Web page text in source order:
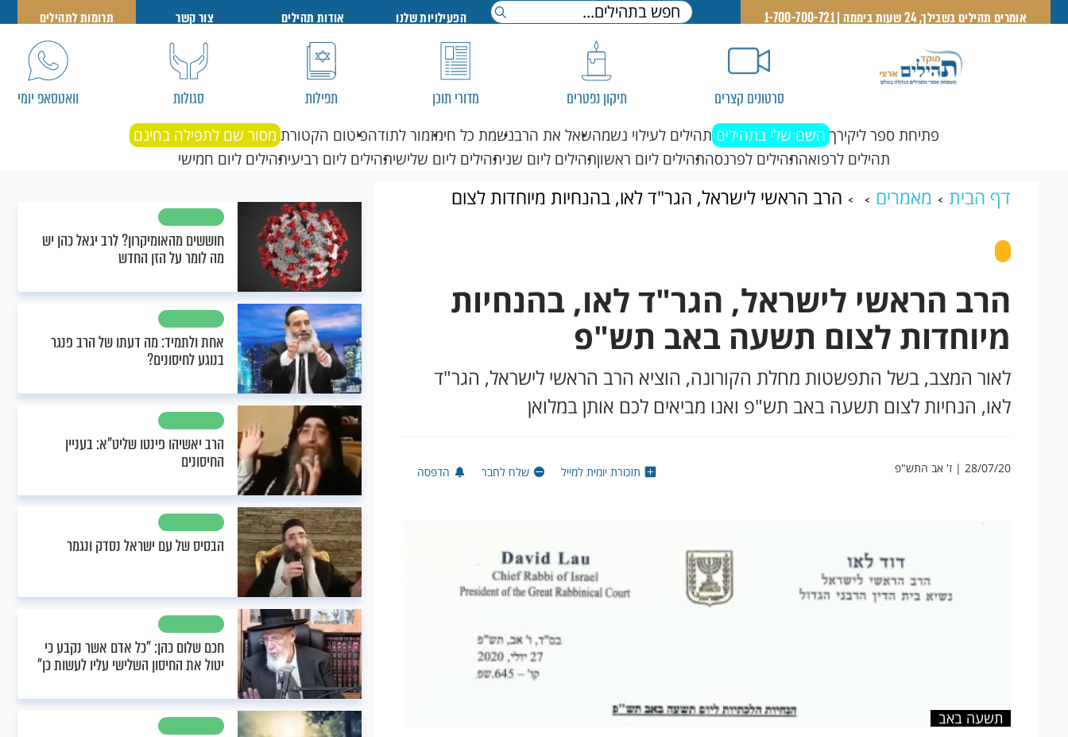
אומרים תהילים בשבילך, 24 שעות ביממה | 1-700-700-721 הפעילויות שלנו אודות תהילים צור קשר תרומות לתהילים
סרטונים קצרים תיקון נפטרים מדורי תוכן תפילות סגולות וואטסאפ יומי
פתיחת ספר ליקירך השם שלי בתהילים תהילים לעילוי נשמהשאל את הרבנשמת כל חימזמור לתודהפיטום הקטורת מסור שם לתפילה בחינם
תהילים לרפואהתהילים לפרנסהתהילים ליום ראשוןתהילים ליום שניתהילים ליום שלישיתהילים ליום רביעיתהילים ליום חמישי
דף הבית מאמרים
הרב הראשי לישראל, הגר"ד לאו, בהנחיות מיוחדות לצום
תשעה באב תש"פ
הרב הראשי לישראל, הגר"ד לאו, בהנחיות
מיוחדות לצום תשעה באב תש"פ
לאור המצב, בשל התפשטות מחלת הקורונה, הוציא הרב הראשי לישראל, הגר"ד
לאו, הנחיות לצום תשעה באב תש"פ ואנו מביאים לכם אותן במלואן
28/07/20 | ז' אב התש"פ תזכורת יומית למייל שלח לחבר הדפסה
תשעה באב
חוששים מהאומיקרון? לרב יגאל כהן יש
מה לומר על הזן החדש
אחת ולתמיד: מה דעתו של הרב פנגר
בנוגע לחיסונים?
הרב יאשיהו פינטו שליט"א: בעניין
החיסונים
הבסיס של עם ישראל נסדק ונגמר
חכם שלום כהן: "כל אדם אשר נקבע כי
יטול את החיסון השלישי עליו לעשות כן"